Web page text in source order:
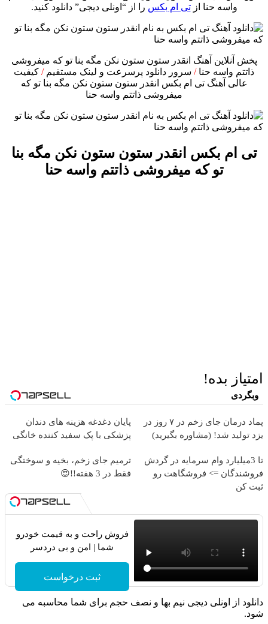
واسه حنا ازتی ام بکس را از “اونلی دیجی” دانلود کنید.
پخش آنلاین آهنگ انقدر ستون ستون نکن مگه بنا تو که میفروشی
ذاتتم واسه حنا/ سرور دانلود پرسرعت و لینک مستقیم/ کیفیت
عالی آهنگ تی ام بکس انقدر ستون ستون نکن مگه بنا تو که
میفروشی ذاتتم واسه حنا
تی ام بکس انقدر ستون ستون نکن مگه بنا
تو که میفروشی ذاتتم واسه حنا
امتیاز بده!
وبگردی
پماد درمان جای زخم در ۷ روز در
یزد تولید شد! (مشاوره بگیرید)
پایان دغدغه هزینه های دندان
پزشکی با پک سفید کننده خانگی
تا 3میلیارد وام سرمایه در گردش
فروشندگان => فروشگاهت رو
ثبت کن
ترمیم جای زخم، بخیه و سوختگی
فقط در 3 هفته!!😍
فروش راحت و به قیمت خودرو
شما | امن و بی دردسر
ثبت درخواست
دانلود از اونلی دیجی نیم بها و نصف حجم برای شما محاسبه می
شود.